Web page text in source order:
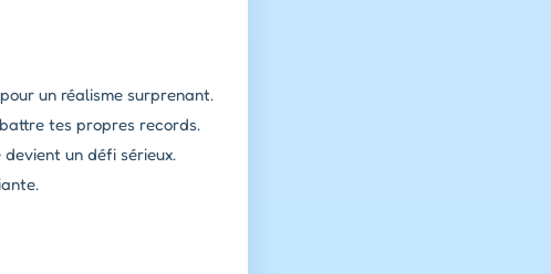
un réalisme surprenant.
tes propres records.
un défi sérieux.